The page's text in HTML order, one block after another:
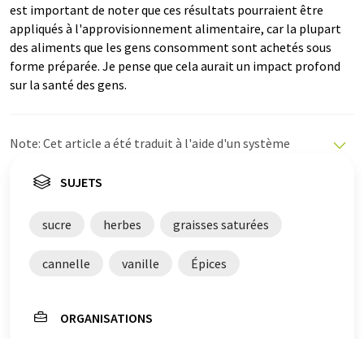
est important de noter que ces résultats pourraient être
appliqués à l'approvisionnement alimentaire, car la plupart
des aliments que les gens consomment sont achetés sous
forme préparée. Je pense que cela aurait un impact profond
sur la santé des gens.
Note: Cet article a été traduit à l'aide d'un système
propose ces traductions automatiques pour présenter
été traduit avec traduction automatique, il est possible
qu'il contienne des erreurs de vocabulaire, de syntaxe ou
de grammaire. L'article original dans Anglais peut être
trouvéici.
SUJETS
sucre herbes graisses saturées
cannelle vanille Épices
ORGANISATIONS